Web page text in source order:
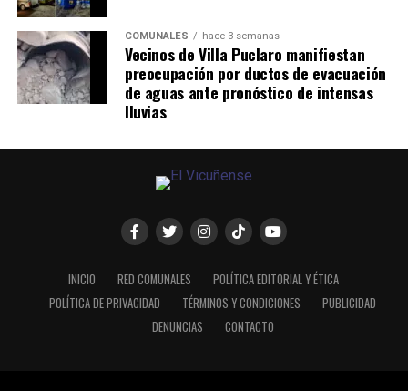
COMUNALES hace 3 semanas
Vecinos de Villa Puclaro manifiestan
preocupación por ductos de evacuación
de aguas ante pronóstico de intensas
lluvias
INICIO RED COMUNALES
POLÍTICA EDITORIAL Y ÉTICA
POLÍTICA DE PRIVACIDAD
TÉRMINOS Y CONDICIONES
PUBLICIDAD
DENUNCIAS
CONTACTO